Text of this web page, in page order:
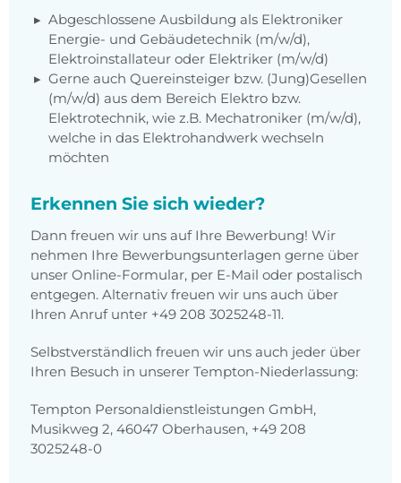
Abgeschlossene Ausbildung als Elektroniker
Energie- und Gebäudetechnik (m/w/d),
Elektroinstallateur oder Elektriker (m/w/d)
Gerne auch Quereinsteiger bzw. (Jung)Gesellen
(m/w/d) aus dem Bereich Elektro bzw.
Elektrotechnik, wie z.B. Mechatroniker (m/w/d),
welche in das Elektrohandwerk wechseln
möchten
Erkennen Sie sich wieder?
Dann freuen wir uns auf Ihre Bewerbung! Wir
nehmen Ihre Bewerbungsunterlagen gerne über
unser Online-Formular, per E-Mail oder postalisch
entgegen. Alternativ freuen wir uns auch über
Ihren Anruf unter +49 208 3025248-11.
Selbstverständlich freuen wir uns auch jeder über
Ihren Besuch in unserer Tempton-Niederlassung:
Tempton Personaldienstleistungen GmbH,
Musikweg 2, 46047 Oberhausen, +49 208
3025248-0